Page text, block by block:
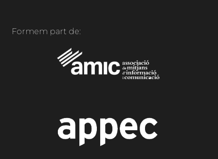
Formem part de: